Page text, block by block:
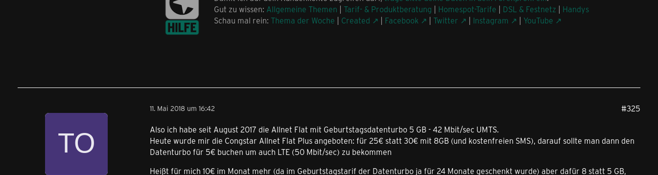
Gut zu wissen: Allgemeine Themen | Tarif- & Produktberatung | Homespot-Tarife | DSL & Festnetz | Handys
Schau mal rein: Thema der Woche | Created | Facebook | Twitter | Instagram | YouTube
11. Mai 2018 um 16:42 #325
Also ich habe seit August 2017 die Allnet Flat mit Geburtstagsdatenturbo 5 GB - 42 Mbit/sec UMTS.
Heute wurde mir die Congstar Allnet Flat Plus angeboten: für 25€ statt 30€ mit 8GB (und kostenfreien SMS), darauf sollte man dann den
Datenturbo für 5€ buchen um auch LTE (50 Mbit/sec) zu bekommen
Heißt für mich 10€ im Monat mehr (da im Geburtstagstarif der Datenturbo ja für 24 Monate geschenkt wurde) aber dafür 8 statt 5 GB,